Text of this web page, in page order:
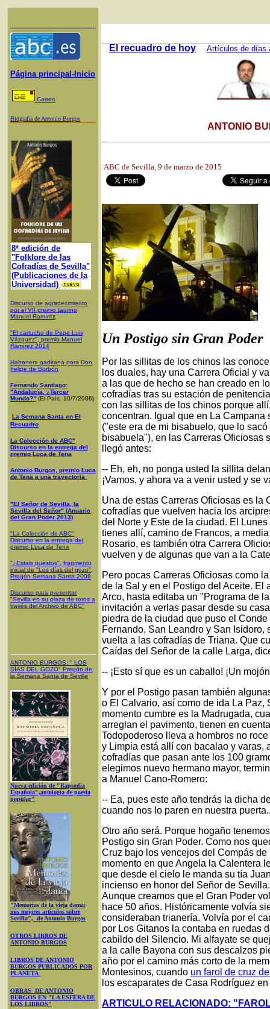
Página principal-Inicio
Correo
Biografía de Antonio Burgos
8ª edición de
"Folklore de las
Cofradías de Sevilla"
(Publicaciones de la
Universidad)
Discurso de agradecimiento
por el VII premio taurino
Manuel Ramírez
"El cartucho de Pepe Luis
Vázquez", premio Manuel
Ramírez 2014
Habanera gaditana para Don
Felipe de Borbón
Fernando Santiago:
"Andalucía, ¿Tercer
Mundo?" (El País, 10/7/2006)
La Semana Santa en El
Recuadro
La Colección de ABC"
Discurso en la entrega del
premio Luca de Tena
Antonio Burgos, premio Luca
de Tena a una trayectoria
"El Señor de Sevilla, la
Sevilla del Señor" (Anuario
del Gran Poder 2013)
"La Colección de ABC"
Discurso en la entrega del
premio Luca de Tena
"¿Estais puestos", fragmento
inicial de "Los días del gozo",
Pregón Semana Santa 2008
Discurso para presentar
"Sevilla en su plaza de toros a
través del Archivo de ABC"
ANTONIO BURGOS: " LOS
DÍAS DEL GOZO" Pregón de
la Semana Santa de Sevilla
Nueva edición de "Rapsodia
Española",antología de poesía
popular"
"Memorias de la vieja dama:
mis mejores artículos sobre
Sevilla", de Antonio Burgos
OTROS LIBROS DE
ANTONIO BURGOS
LIBROS DE ANTONIO
BURGOS PUBLICADOS POR
PLANETA
OBRAS DE ANTONIO
BURGOS EN "LA ESFERA DE
LOS LIBROS"
El recuadro de hoy Artículos de días
ANTONIO
ABC de Sevilla, 9 de marzo de 2015
Un Postigo sin Gran Poder
Por las sillitas de los chinos las
los duales, hay una Carrera Oficial y
a las que de hecho se han creado en
cofradías tras su estación de
con las sillitas de los chinos porque
concentran. Igual que en La
("este era de mi bisabuelo, que lo
bisabuela"), en las Carreras Oficiosas
llegó antes:
-- Eh, eh, no ponga usted la sillita
¡Vamos, y ahora va a venir usted y se
Una de estas Carreras Oficiosas es
cofradías que vuelven hacia los
del Norte y Este de la ciudad. El
tienes allí, camino de Francos, a
Rosario, es también otra Carrera
vuelven y de algunas que van a la
Pero pocas Carreras Oficiosas como
de la Sal y en el Postigo del Aceite. El
Arco, hasta editaba un "Programa de
invitación a verlas pasar desde su
piedra de la ciudad que puso el
Fernando, San Leandro y San
vuelta a las cofradías de Triana. Que
Caídas del Señor de la calle Larga,
-- ¡Esto sí que es un caballo! ¡Un
Y por el Postigo pasan también
o El Calvario, así como de ida La Paz,
momento cumbre es la Madrugada,
arreglan el pavimento, tienen en
Todopoderoso lleva a hombros no
y Limpia está allí con bacalao y varas,
cofradías que pasan ante los 100
elegimos nuevo hermano mayor,
a Manuel Cano-Romero:
-- Ea, pues este año tendrás la dicha
cuando nos lo paren en nuestra
Otro año será. Porque hogaño
Postigo sin Gran Poder. Como nos
Cruz bajo los vencejos del Compás
momento en que Angela la Calentera
que desde el cielo le manda su tía
incienso en honor del Señor de
Aunque creamos que el Gran Poder
hace 50 años. Históricamente volvía
consideraban trianería. Volvía por el
por Los Gitanos la contaba en ruedas
cabildo del Silencio. Mi alfayate se
a la calle Bayona con sus descalzos
año por el camino más corto de la
Montesinos, cuando un farol de cruz
los escaparates de Casa Rodríguez
ARTICULO RELACIONADO: